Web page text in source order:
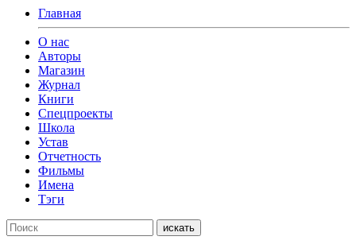
Главная
О нас
Авторы
Магазин
Журнал
Книги
Спецпроекты
Школа
Устав
Отчетность
Фильмы
Имена
Тэги
искать